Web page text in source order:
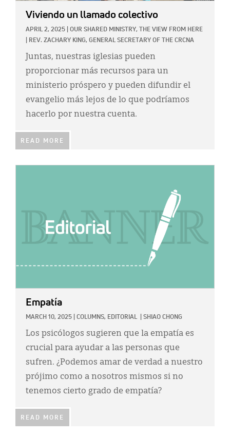
Viviendo un llamado colectivo
APRIL 2, 2025 OUR SHARED MINISTRY,
THE VIEW FROM HERE
REV. ZACHARY KING, GENERAL SECRETARY OF THE CRCNA
Juntas, nuestras iglesias pueden
proporcionar más recursos para un
ministerio próspero y pueden difundir el
evangelio más lejos de lo que podríamos
hacerlo por nuestra cuenta.
READ MORE
Empatía
MARCH 10, 2025 COLUMNS, EDITORIAL SHIAO CHONG
Los psicólogos sugieren que la empatía es
crucial para ayudar a las personas que
sufren. ¿Podemos amar de verdad a nuestro
prójimo como a nosotros mismos si no
tenemos cierto grado de empatía?
READ MORE